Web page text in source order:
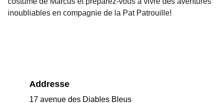
inoubliables en compagnie de la Pat Patrouille!
Addresse
17 avenue des Diables Bleus